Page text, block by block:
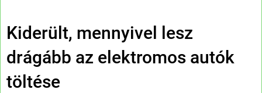
Kiderült, mennyivel lesz
drágább az elektromos autók
töltése